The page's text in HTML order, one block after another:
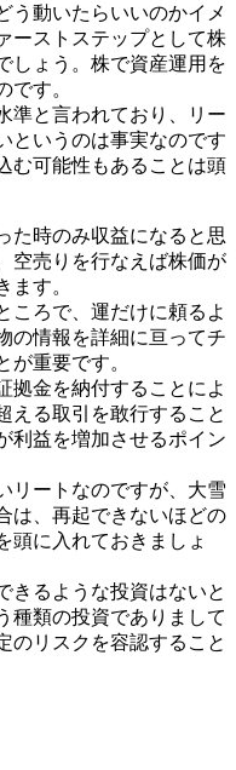
う動いたらいいのかイメ
ーストステップとして株
しょう。株で資産運用を
です。
準と言われており、リー
というのは事実なのです
む可能性もあることは頭
た時のみ収益になると思
空売りを行なえば株価が
ます。
ころで、運だけに頼るよ
の情報を詳細に亘ってチ
が重要です。
拠金を納付することによ
える取引を敢行すること
利益を増加させるポイン
リートなのですが、大雪
は、再起できないほどの
頭に入れておきましょ
きるような投資はないと
種類の投資でありまして
のリスクを容認すること